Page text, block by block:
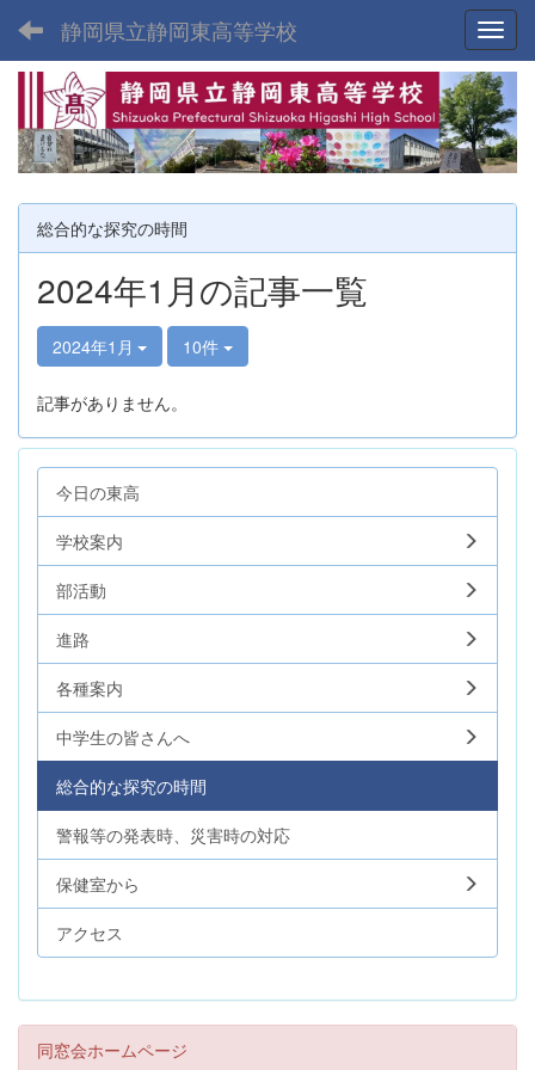
静岡県立静岡東高等学校
総合的な探究の時間
2024年1月の記事一覧
2024年1月 10件
記事がありません。
今日の東高
学校案内
部活動
進路
各種案内
中学生の皆さんへ
総合的な探究の時間
警報等の発表時、災害時の対応
保健室から
アクセス
同窓会ホームページ